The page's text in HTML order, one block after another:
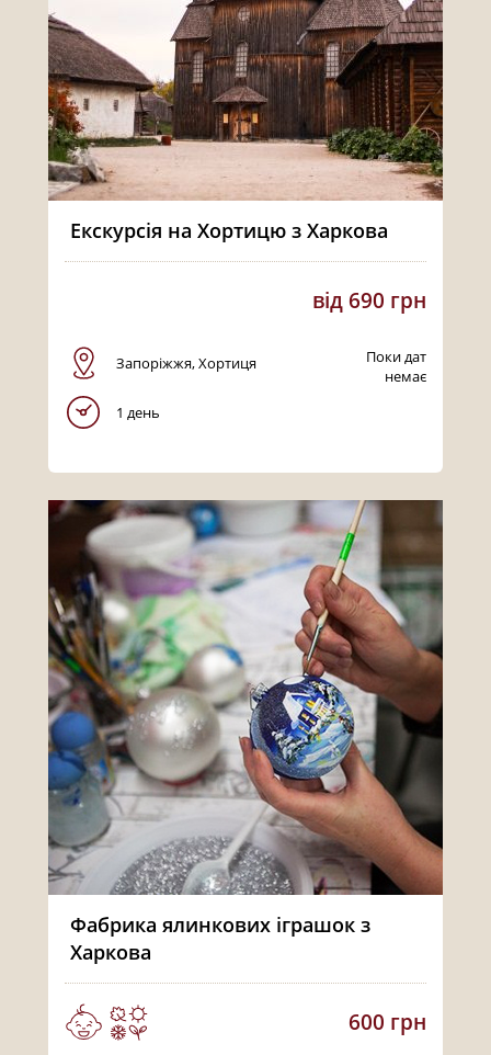
Екскурсія на Хортицю з Харкова
від 690 грн
Запоріжжя, Хортиця
1 день
Поки дат
немає
Фабрика ялинкових іграшок з
Харкова
600 грн